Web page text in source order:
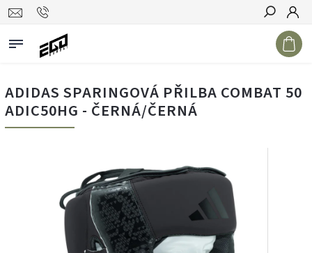
Hledat
ADIDAS SPARINGOVÁ PŘILBA COMBAT 50
ADIC50HG - ČERNÁ/ČERNÁ